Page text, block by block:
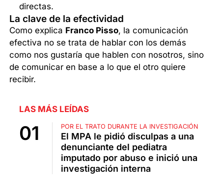
directas.
La clave de la efectividad
Como explica Franco Pisso, la comunicación
efectiva no se trata de hablar con los demás
como nos gustaría que hablen con nosotros, sino
de comunicar en base a lo que el otro quiere
recibir.
LAS MÁS LEÍDAS
POR EL TRATO DURANTE LA INVESTIGACIÓN
El MPA le pidió disculpas a una
denunciante del pediatra
imputado por abuso e inició una
investigación interna